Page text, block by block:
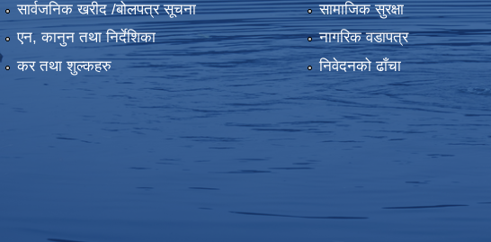
सार्वजनिक खरीद /बोलपत्र सूचना
एन, कानुन तथा निर्देशिका
कर तथा शुल्कहरु
सामाजिक सुरक्षा
नागरिक वडापत्र
निवेदनको ढाँचा